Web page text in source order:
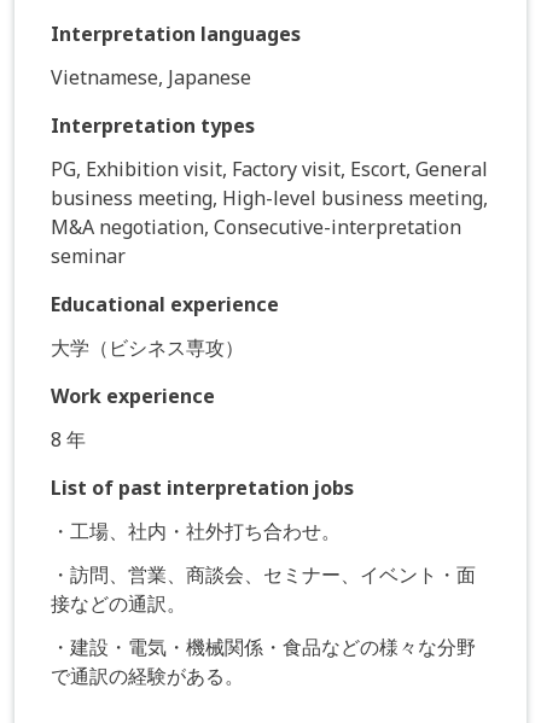
Interpretation languages
Vietnamese, Japanese
Interpretation types
PG, Exhibition visit, Factory visit, Escort, General
business meeting, High-level business meeting,
M&A negotiation, Consecutive-interpretation
seminar
Educational experience
大学（ビシネス専攻）
Work experience
8 年
List of past interpretation jobs
・工場、社内・社外打ち合わせ。
・訪問、営業、商談会、セミナー、イベント・面
接などの通訳。
・建設・電気・機械関係・食品などの様々な分野
で通訳の経験がある。